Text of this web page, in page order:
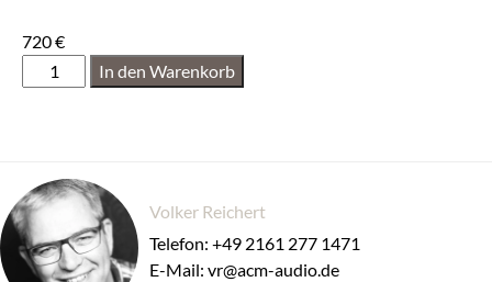
720€
In den Warenkorb
Volker Reichert
Telefon: +49 2161 277 1471
E-Mail: vr@acm-audio.de